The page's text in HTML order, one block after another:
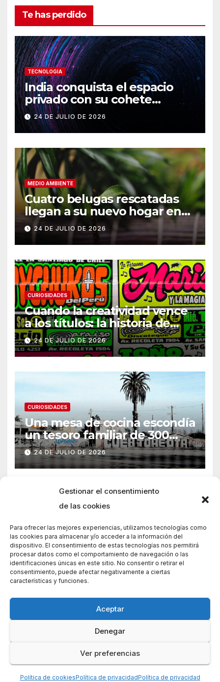
Gestionar el consentimiento
de las cookies
Para ofrecer las mejores experiencias, utilizamos tecnologías como
las cookies para almacenar y/o acceder a la información del
dispositivo. El consentimiento de estas tecnologías nos permitirá
procesar datos como el comportamiento de navegación o las
identificaciones únicas en este sitio. No consentir o retirar el
consentimiento, puede afectar negativamente a ciertas
características y funciones.
Aceptar
Denegar
Ver preferencias
Política de cookiesPolítica de privacidadPolítica de privacidad
Te has perdido
TECNOLOGIA
India conquista el espacio
privado con su cohete
Vikram-1
24 DE JULIO DE 2026
MEDIO AMBIENTE
Cuatro belugas rescatadas
llegan a su nuevo hogar en
Chicago
24 DE JULIO DE 2026
CURIOSIDADES
Cuando la creatividad vence
a los títulos: la historia de
Armani
24 DE JULIO DE 2026
CURIOSIDADES
Una mesa de cocina escondía
un tesoro familiar de 300
años
24 DE JULIO DE 2026
Funciona gracias a WordPress|